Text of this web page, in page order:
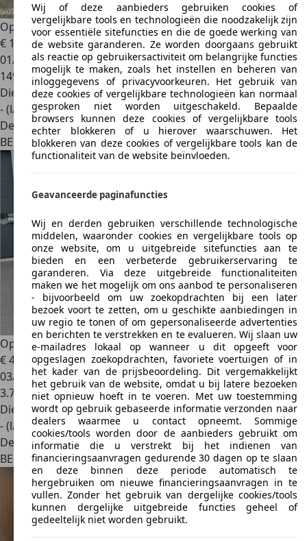
Opel VivaroB Edition
€ 14.9901
01/2019
149.846 km
Diesel
- (l/100 km)
Dealer
BE 6042Lodelinsart
Opel VivaroDubbele Cabine - Demowagen Full option!
€ 43.7491
03/2026
3.745 km
Diesel
- (l/100 km)
Dealer
BE 2440Geel
Wij of deze aanbieders gebruiken cookies of
vergelijkbare tools en technologieën die noodzakelijk zijn
voor essentiële sitefuncties en die de goede werking van
de website garanderen. Ze worden doorgaans gebruikt
als reactie op gebruikersactiviteit om belangrijke functies
mogelijk te maken, zoals het instellen en beheren van
inloggegevens of privacyvoorkeuren. Het gebruik van
deze cookies of vergelijkbare technologieën kan normaal
gesproken niet worden uitgeschakeld. Bepaalde
browsers kunnen deze cookies of vergelijkbare tools
echter blokkeren of u hierover waarschuwen. Het
blokkeren van deze cookies of vergelijkbare tools kan de
functionaliteit van de website beïnvloeden.
Geavanceerde paginafuncties
Wij en derden gebruiken verschillende technologische
middelen, waaronder cookies en vergelijkbare tools op
onze website, om u uitgebreide sitefuncties aan te
bieden en een verbeterde gebruikerservaring te
garanderen. Via deze uitgebreide functionaliteiten
maken we het mogelijk om ons aanbod te personaliseren
- bijvoorbeeld om uw zoekopdrachten bij een later
bezoek voort te zetten, om u geschikte aanbiedingen in
uw regio te tonen of om gepersonaliseerde advertenties
en berichten te verstrekken en te evalueren. Wij slaan uw
e-mailadres lokaal op wanneer u dit opgeeft voor
opgeslagen zoekopdrachten, favoriete voertuigen of in
het kader van de prijsbeoordeling. Dit vergemakkelijkt
het gebruik van de website, omdat u bij latere bezoeken
niet opnieuw hoeft in te voeren. Met uw toestemming
wordt op gebruik gebaseerde informatie verzonden naar
dealers waarmee u contact opneemt. Sommige
cookies/tools worden door de aanbieders gebruikt om
informatie die u verstrekt bij het indienen van
financieringsaanvragen gedurende 30 dagen op te slaan
en deze binnen deze periode automatisch te
hergebruiken om nieuwe financieringsaanvragen in te
vullen. Zonder het gebruik van dergelijke cookies/tools
kunnen dergelijke uitgebreide functies geheel of
gedeeltelijk niet worden gebruikt.